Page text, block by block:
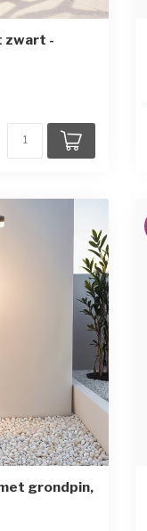
zwart -
grondpin,